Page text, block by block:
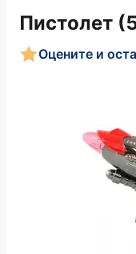
Пистолет
Оцените и